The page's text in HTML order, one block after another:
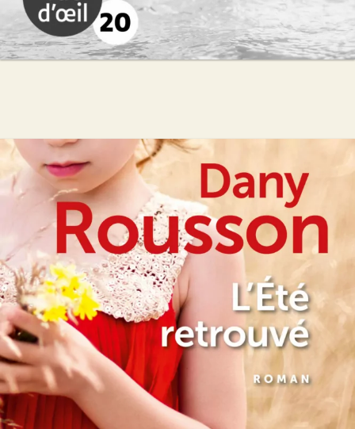
L’Été retrouvé
Dany Rousson